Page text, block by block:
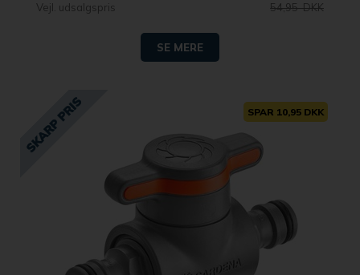
Vejl. udsalgspris
54,95 DKK
SE MERE
SPAR 10,95 DKK